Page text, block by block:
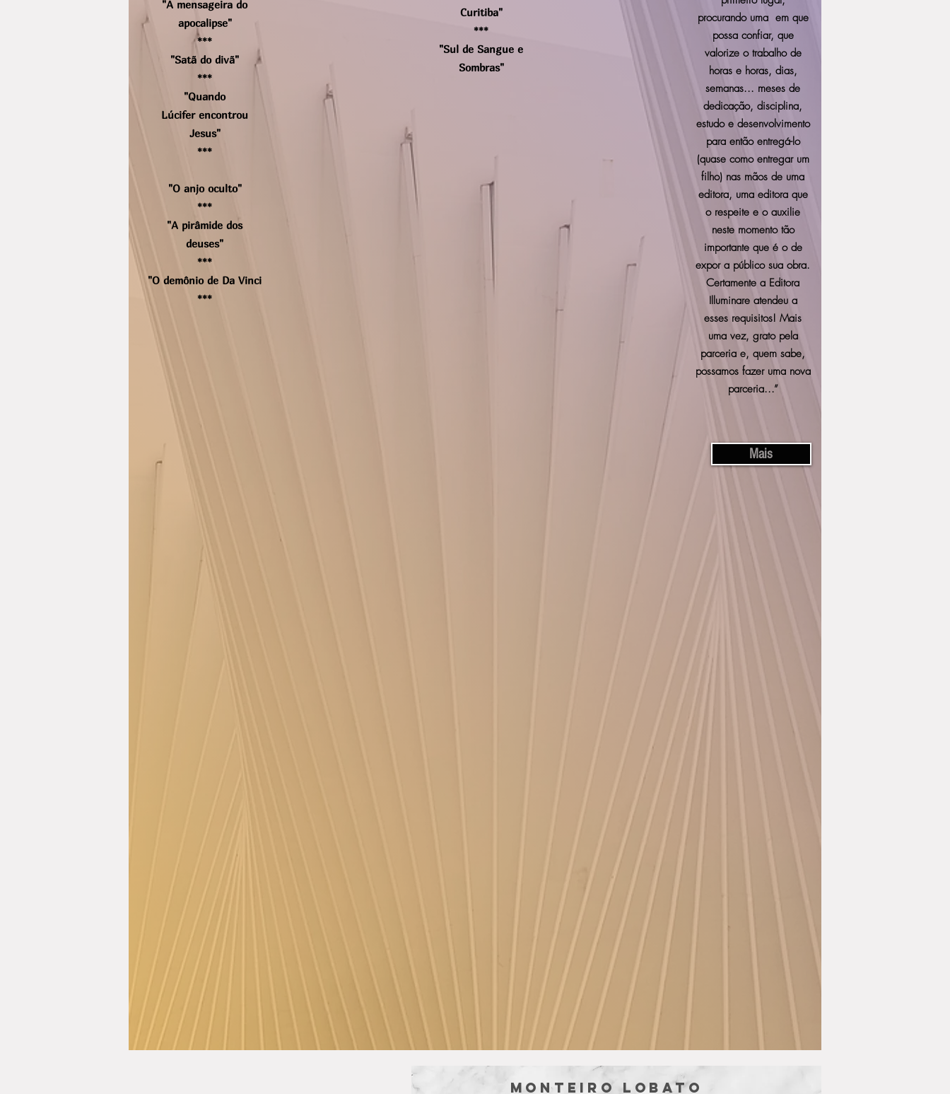
"A mensageira do
apocalipse"
***
"Satã do divã"
***
"Quando
Lúciferencontrou
Jesus"
***
"O anjo oculto"
***
"A pirâmide dos
deuses"
***
"O demônio de Da Vinci
***
Curitiba"
***
"Sul de Sangue e
Sombras"
procurando uma em que
possa confiar, que
valorize o trabalho de
horas e horas, dias,
semanas... meses de
dedicação, disciplina,
estudo e desenvolvimento
para então entregá-lo
(quase como entregar um
filho) nas mãos de uma
editora, uma editora que
o respeite e o auxilie
neste momento tão
importante que é o de
expor a público sua obra.
Certamente a Editora
Illuminare atendeu a
esses requisitos! Mais
uma vez, grato pela
parceria e, quem sabe,
possamos fazer uma nova
parceria...”
Mais
Monteiro Lobato